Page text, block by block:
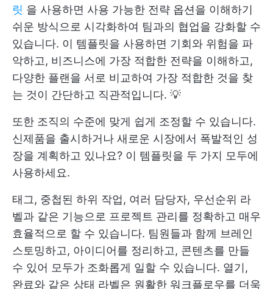
릿 을 사용하면 사용 가능한 전략 옵션을 이해하기
쉬운 방식으로 시각화하여 팀과의 협업을 강화할 수
있습니다. 이 템플릿을 사용하면 기회와 위험을 파
악하고, 비즈니스에 가장 적합한 전략을 이해하고,
다양한 플랜을 서로 비교하여 가장 적합한 것을 찾
는 것이 간단하고 직관적입니다. 💡
또한 조직의 수준에 맞게 쉽게 조정할 수 있습니다.
신제품을 출시하거나 새로운 시장에서 폭발적인 성
장을 계획하고 있나요? 이 템플릿을 두 가지 모두에
사용하세요.
태그, 중첩된 하위 작업, 여러 담당자, 우선순위 라
벨과 같은 기능으로 프로젝트 관리를 정확하고 매우
효율적으로 할 수 있습니다. 팀원들과 함께 브레인
스토밍하고, 아이디어를 정리하고, 콘텐츠를 만들
수 있어 모두가 조화롭게 일할 수 있습니다. 열기,
완료와 같은 상태 라벨은 원활한 워크플로우를 더욱